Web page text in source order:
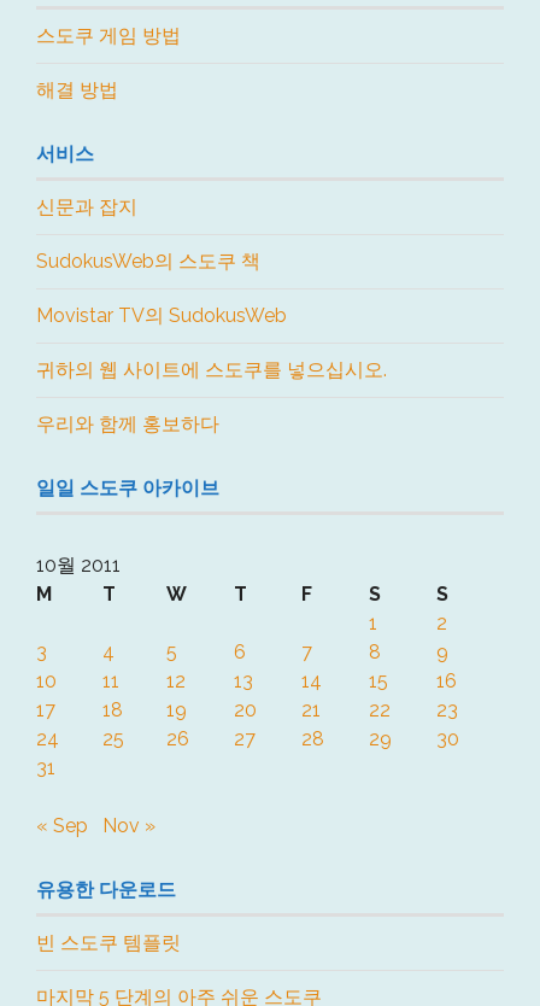
스도쿠 게임 방법
해결 방법
서비스
신문과 잡지
SudokusWeb의 스도쿠 책
Movistar TV의 SudokusWeb
귀하의 웹 사이트에 스도쿠를 넣으십시오.
우리와 함께 홍보하다
일일 스도쿠 아카이브
10월 2011
M
T W T F S
S
1
2
3
4 5 6 7 8
9
10
11 12 13 14 15
16
17
18 19 20 21 22
23
24
25 26 27 28 29
30
31
« Sep Nov »
유용한 다운로드
빈 스도쿠 템플릿
마지막 5 단계의 아주 쉬운 스도쿠